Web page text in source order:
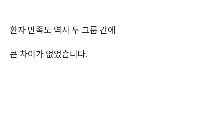
환자 만족도 역시 두 그룹 간에
큰 차이가 없었습니다.